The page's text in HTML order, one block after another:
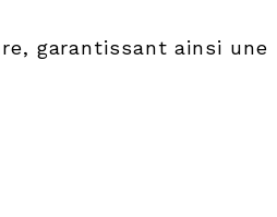
garantissant ainsi une